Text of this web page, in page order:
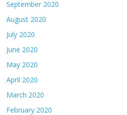
September 2020
August 2020
July 2020
June 2020
May 2020
April 2020
March 2020
February 2020